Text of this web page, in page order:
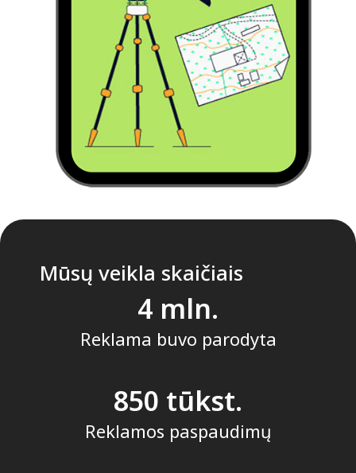
Mūsų veikla skaičiais
4
Reklama buvo parodyta
850
Reklamos paspaudimų